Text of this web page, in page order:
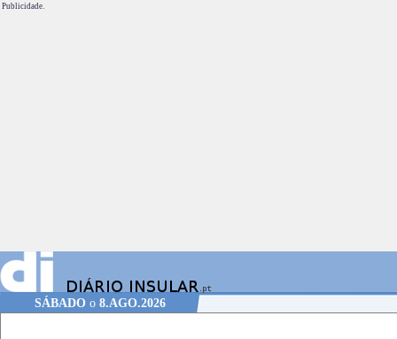
Publicidade.
SÁBADOo 8.AGO.2026